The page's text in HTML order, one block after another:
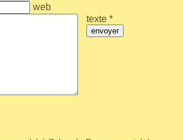
web
texte *
envoyer